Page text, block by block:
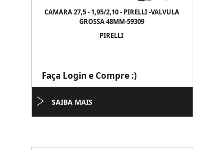
CAMARA 27,5 - 1,95/2,10 - PIRELLI -VALVULA
GROSSA 48MM-59309
PIRELLI
Faça Login e Compre :)
SAIBA MAIS